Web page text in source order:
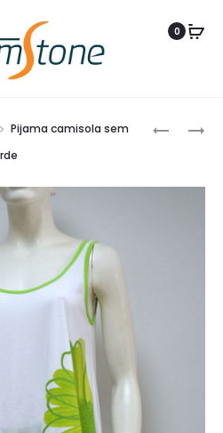
0
PIJAMA
PIJAMA
Pijama camisola sem